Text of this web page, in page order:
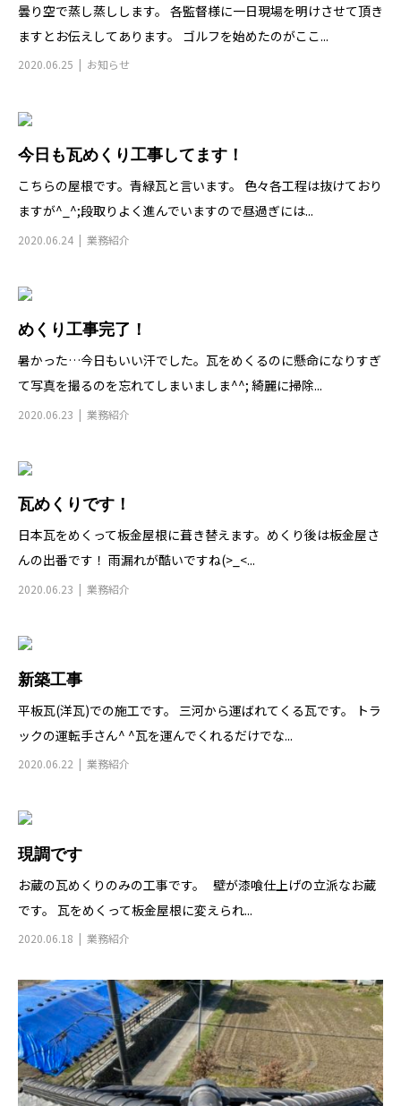
曇り空で蒸し蒸しします。 各監督様に一日現場を明けさせて頂き
ますとお伝えしてあります。 ゴルフを始めたのがここ...
2020.06.25 お知らせ
今日も瓦めくり工事してます！
こちらの屋根です。青緑瓦と言います。 色々各工程は抜けており
ますが^_^;段取りよく進んでいますので昼過ぎには...
2020.06.24 業務紹介
めくり工事完了！
暑かった…今日もいい汗でした。瓦をめくるのに懸命になりすぎ
て写真を撮るのを忘れてしまいましま^^; 綺麗に掃除...
2020.06.23 業務紹介
瓦めくりです！
日本瓦をめくって板金屋根に葺き替えます。めくり後は板金屋さ
んの出番です！ 雨漏れが酷いですね(>_<...
2020.06.23 業務紹介
新築工事
平板瓦(洋瓦)での施工です。 三河から運ばれてくる瓦です。 トラ
ックの運転手さん^ ^瓦を運んでくれるだけでな...
2020.06.22 業務紹介
現調です
お蔵の瓦めくりのみの工事です。 壁が漆喰仕上げの立派なお蔵
です。 瓦をめくって板金屋根に変えられ...
2020.06.18 業務紹介